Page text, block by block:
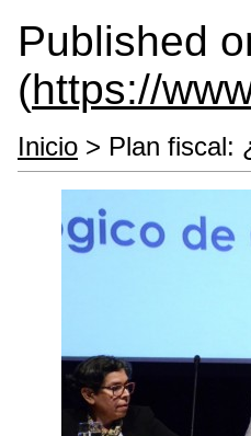
Published
(https://
Inicio > Plan fiscal: